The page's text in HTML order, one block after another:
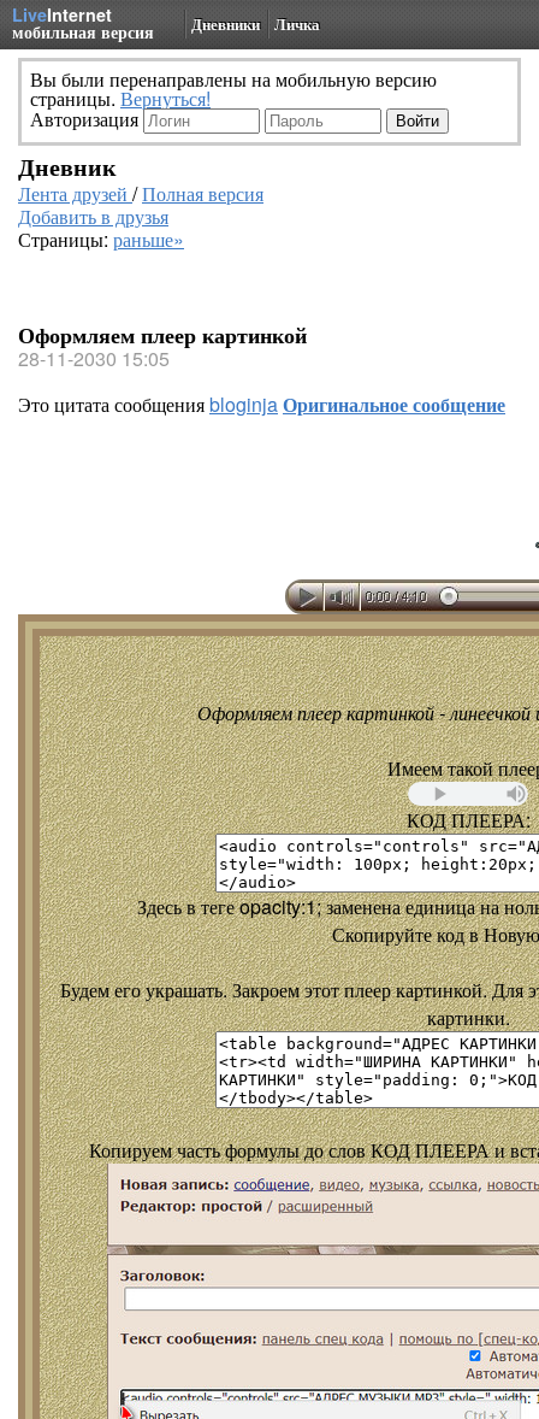
LiveInternet
мобильная версия Дневники Личка
Вы были перенаправлены на мобильную версию
страницы. Вернуться!
Авторизация
Дневник
Лента друзей /Полная версия
Добавить в друзья
Страницы: раньше»
Оформляем плеер картинкой
28-11-2030 15:05
Это цитата сообщенияbloginjaОригинальное сообщение
Оформляем плеер картинкой - линеечкой
Имеем такой
КОД ПЛЕЕРА:
Здесь в теге opacity:1; заменена единица на
Скопируйте код в
Будем его украшать. Закроем этот плеер картинкой. Для
картинки.
Копируем часть формулы до слов КОД ПЛЕЕРА и